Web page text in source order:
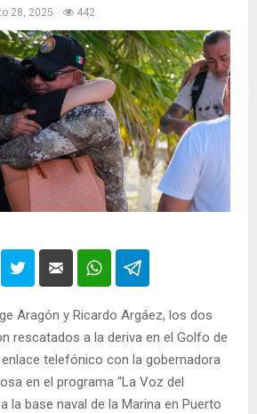
28, 2025 442
Aragón y Ricardo Argáez, los dos
rescatados a la deriva en el Golfo de
telefónico con la gobernadora
en el programa “La Voz del
la base naval de la Marina en Puerto